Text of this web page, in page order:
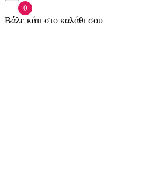
0
Βάλε κάτι στο καλάθι σου